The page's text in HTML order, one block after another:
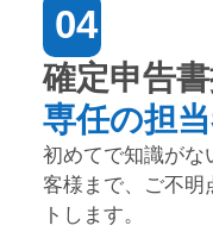
04
確定申告
専任の担
初めてで知識がな
客様まで、ご不明
トします。